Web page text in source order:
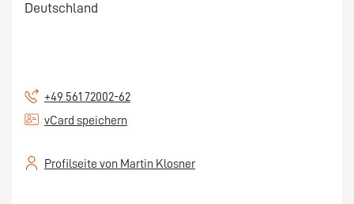
Deutschland
+49 561 72002-62
vCard speichern
Profilseite von Martin Klosner